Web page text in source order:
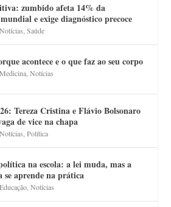
zumbido afeta 14% da
e exige diagnóstico precoce
Notícias ,Saúde
acontece e o que faz ao seu corpo
Medicina ,Notícias
Tereza Cristina e Flávio Bolsonaro
de vice na chapa
Notícias ,Política
na escola: a lei muda, mas a
se aprende na prática
Educação ,Notícias